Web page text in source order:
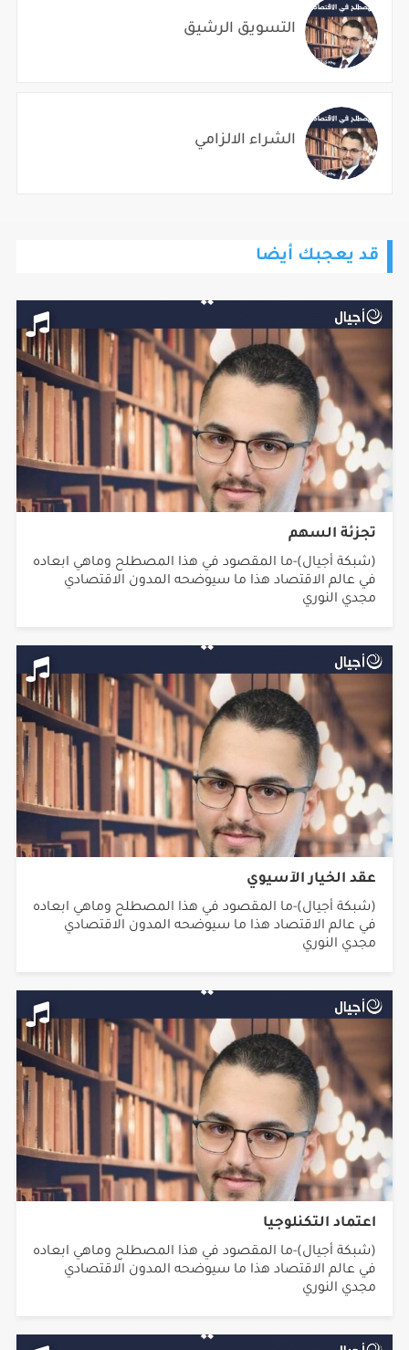
التسويق الرشيق
الشراء الالزامي
قد يعجبك أيضا
تجزئة السهم
(شبكة أجيال)-ما المقصود في هذا المصطلح وماهي ابعاده
في عالم الاقتصاد هذا ما سيوضحه المدون الاقتصادي
مجدي النوري
عقد الخيار الآسيوي
(شبكة أجيال)-ما المقصود في هذا المصطلح وماهي ابعاده
في عالم الاقتصاد هذا ما سيوضحه المدون الاقتصادي
مجدي النوري
اعتماد التكنلوجيا
(شبكة أجيال)-ما المقصود في هذا المصطلح وماهي ابعاده
في عالم الاقتصاد هذا ما سيوضحه المدون الاقتصادي
مجدي النوري